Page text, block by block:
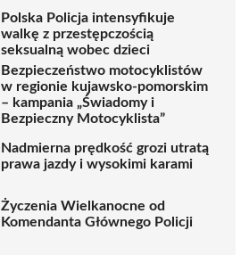
Polska Policja intensyfikuje
walkę z przestępczością
seksualną wobec dzieci
Bezpieczeństwo motocyklistów
w regionie kujawsko-pomorskim
– kampania „Świadomy i
Bezpieczny Motocyklista”
Nadmierna prędkość grozi utratą
prawa jazdy i wysokimi karami
Życzenia Wielkanocne od
Komendanta Głównego Policji